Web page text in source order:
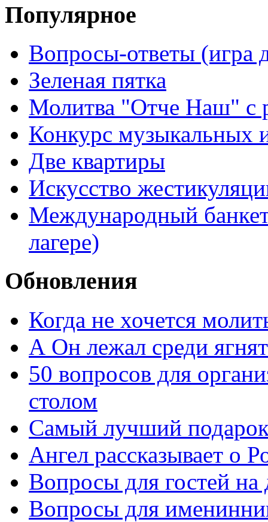
Популярное
Вопросы-ответы (игра
Зеленая пятка
Молитва "Отче Наш" с
Конкурс музыкальных
Две квартиры
Искусство
Международный
лагере)
Обновления
Когда не хочется
А Он лежал среди ягнят
50 вопросов для
столом
Самый лучший
Ангел рассказывает о
Вопросы для гостей
Вопросы для